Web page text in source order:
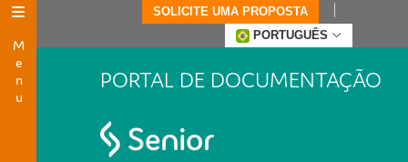
Menu
SOLICITE UMA PROPOSTA
PORTUGUÊS
PORTAL DE DOCUMENTAÇÃO